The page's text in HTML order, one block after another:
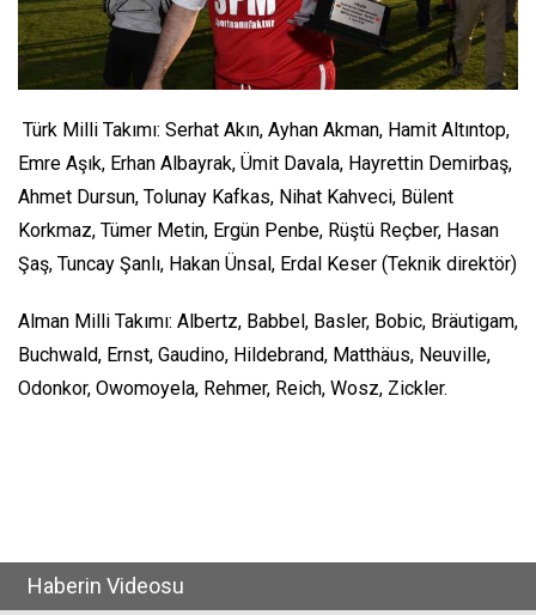
Türk Milli Takımı: Serhat Akın, Ayhan Akman, Hamit Altıntop,
Emre Aşık, Erhan Albayrak, Ümit Davala, Hayrettin Demirbaş,
Ahmet Dursun, Tolunay Kafkas, Nihat Kahveci, Bülent
Korkmaz, Tümer Metin, Ergün Penbe, Rüştü Reçber, Hasan
Şaş, Tuncay Şanlı, Hakan Ünsal, Erdal Keser (Teknik direktör)
Alman Milli Takımı: Albertz, Babbel, Basler, Bobic, Bräutigam,
Buchwald, Ernst, Gaudino, Hildebrand, Matthäus, Neuville,
Odonkor, Owomoyela, Rehmer, Reich, Wosz, Zickler.
Haberin Videosu